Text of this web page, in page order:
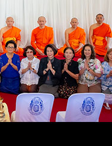
จง
ด
กวด
ใน
สัน
ด้
โต